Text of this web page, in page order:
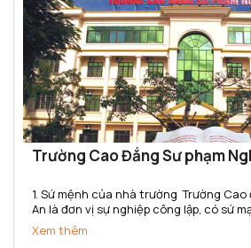
Trường Cao Đẳng Sư phạm
1. Sứ mệnh của nhà trường Trường Cao
An là đơn vị sự nghiệp công lập, có sứ
nhân lực trình độ cao đẳng chất lượng
bồi dưỡng giáo viên, cán bộ quản lý,
Xem thêm